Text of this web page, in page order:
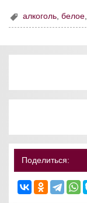
алкоголь,белое,
Поделиться: